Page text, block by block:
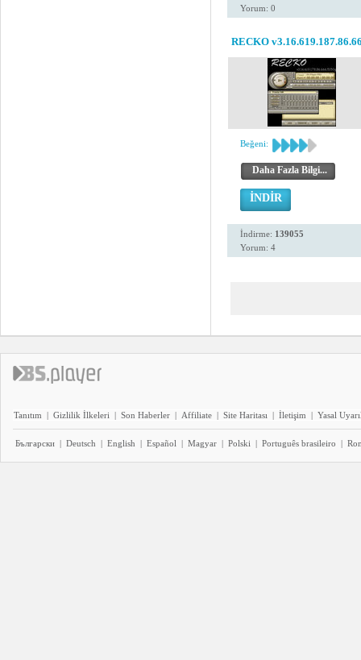
Yorum: 0
RECKO
Beğeni:
Daha Fazla Bilgi...
İNDİR
İndirme: 139055
Yorum: 4
Tanıtım | Gizlilik İlkeleri | Son Haberler | Affiliate | Site Haritası | İletişim | Yasal
Български | Deutsch | English | Español | Magyar | Polski | Português brasileiro |